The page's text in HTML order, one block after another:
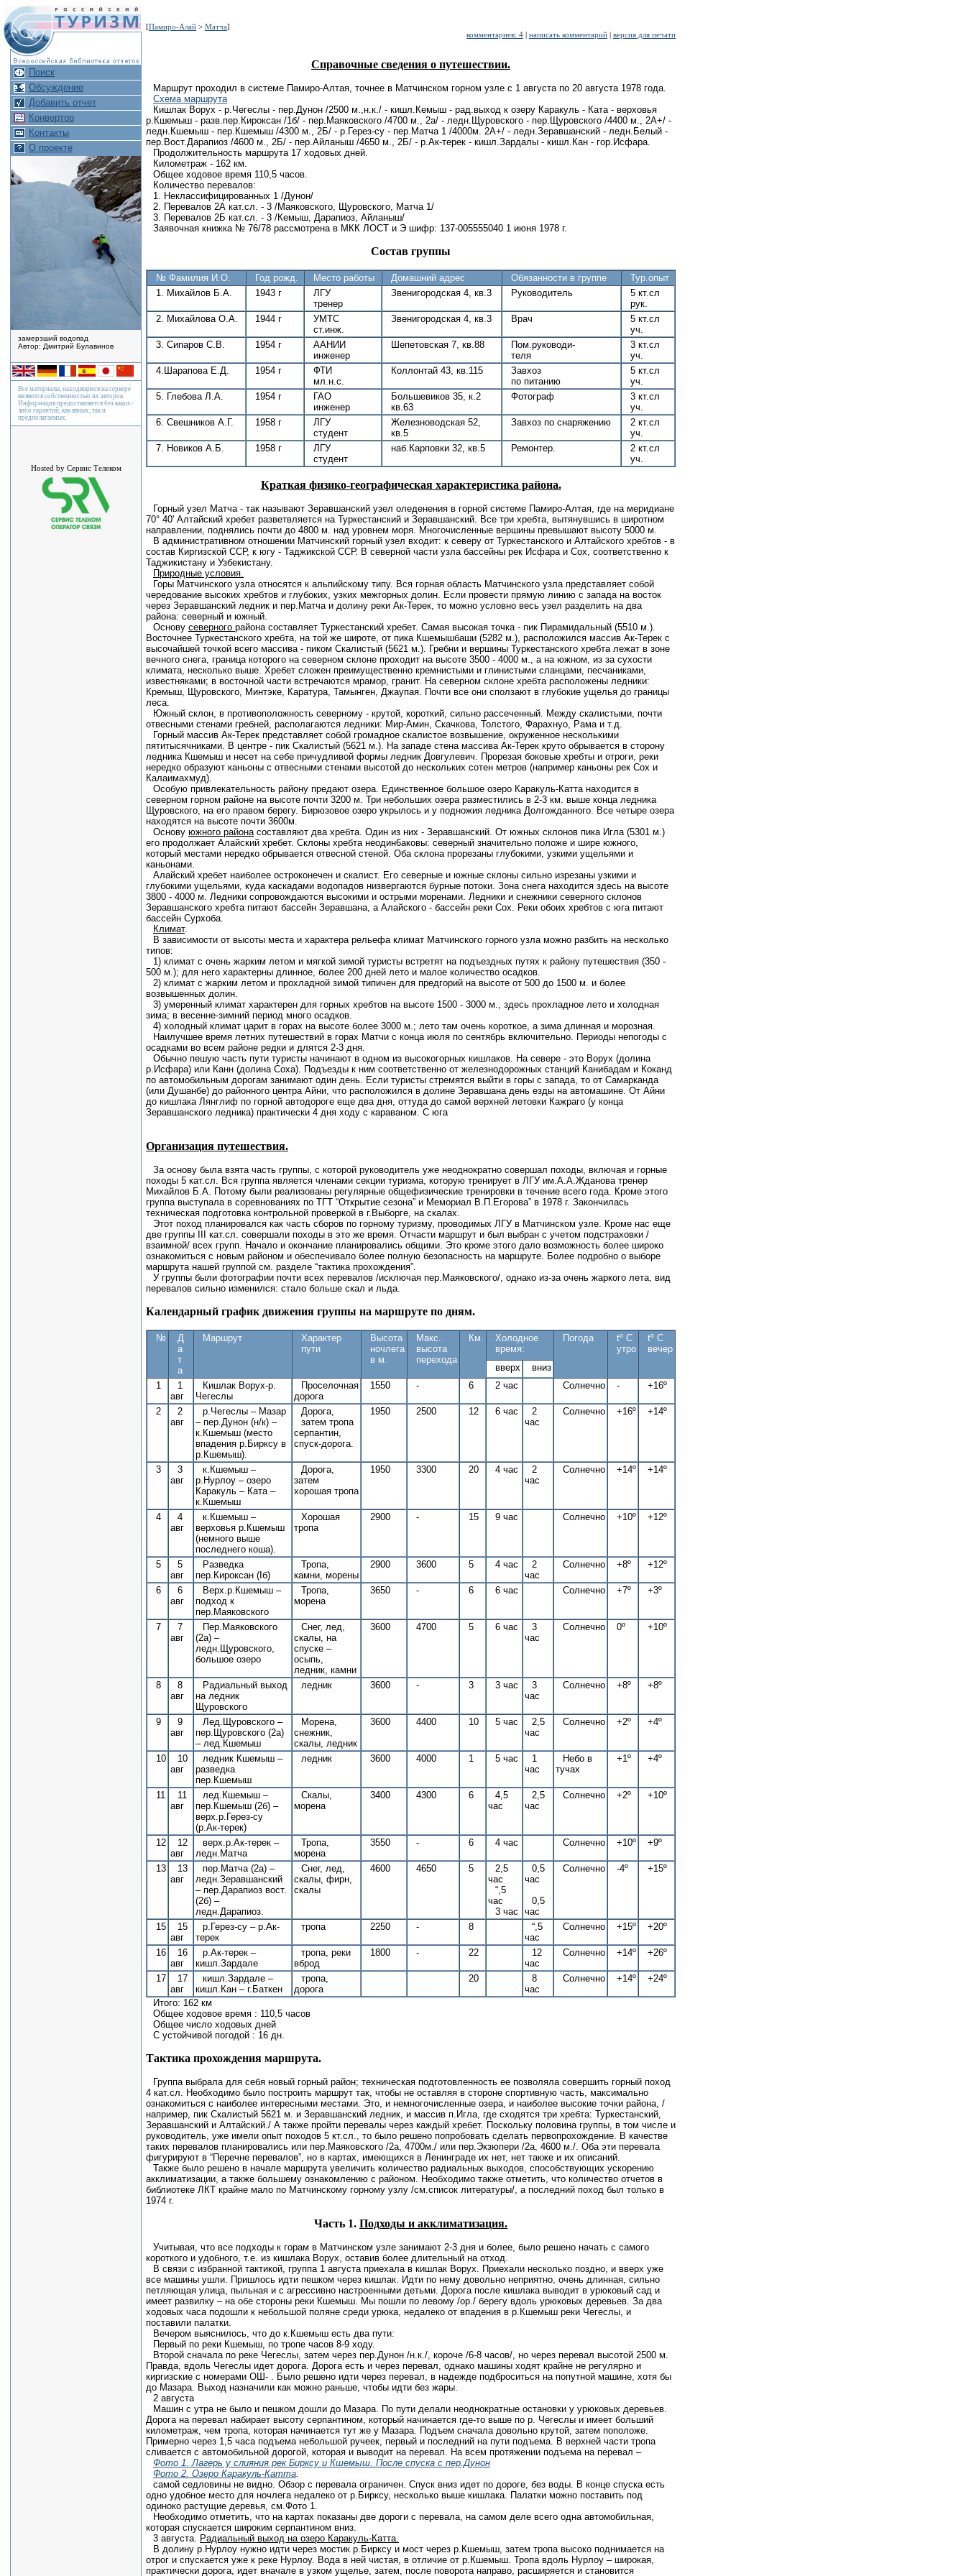
Поиск
Обсуждение
Добавить отчет
Конвертор
Контакты
О проекте
замерзший водопад
Автор: Дмитрий Булавинов
Все материалы, находящиеся на сервере
являются собственностью их авторов.
Информация предоставляется без каких-
либо гарантий, как явных, так и
предполагаемых.
Hosted by Сервис Телеком
[Памиро-Алай > Матча]
комментариев: 4
написать комментарий версия для печати
Справочные сведения о путешествии.
Маршрут проходил в системе Памиро-Алтая, точнее в Матчинском горном узле с 1 августа по 20 августа 1978 года.
Схема маршрута
Кишлак Ворух - р.Чегеслы - пер.Дунон /2500 м.,н.к./ - кишл.Кемыш - рад.выход к озеру Каракуль - Ката - верховья
р.Кшемыш - разв.пер.Кироксан /1б/ - пер.Маяковского /4700 м., 2а/ - ледн.Щуровского - пер.Щуровского /4400 м., 2А+/ -
ледн.Кшемыш - пер.Кшемыш /4300 м., 2Б/ - р.Герез-су - пер.Матча 1 /4000м. 2А+/ - ледн.Зеравшанский - ледн.Белый -
пер.Вост.Дарапиоз /4600 м., 2Б/ - пер.Айланыш /4650 м., 2Б/ - р.Ак-терек - кишл.Зардалы - кишл.Кан - гор.Исфара.
Продолжительность маршрута 17 ходовых дней.
Километраж - 162 км.
Общее ходовое время 110,5 часов.
Количество перевалов:
1. Неклассифицированных 1 /Дунон/
2. Перевалов 2А кат.сл. - 3 /Маяковского, Щуровского, Матча 1/
3. Перевалов 2Б кат.сл. - 3 /Кемыш, Дарапиоз, Айланыш/
Заявочная книжка № 76/78 рассмотрена в МКК ЛОСТ и Э шифр: 137-005555040 1 июня 1978 г.
Состав группы
№ Фамилия И.О. Год рожд. Место работы Домашний адрес Обязанности в группе
Тур.опыт
1. Михайлов Б.А.
1943 г
ЛГУ
тренер
Звенигородская 4, кв.3 Руководитель
5 кт.сл
рук.
2. Михайлова О.А.
1944 г
УМТС
ст.инж.
Звенигородская 4, кв.3 Врач
5 кт.сл
уч.
3. Сипаров С.В.
1954 г
ААНИИ
инженер
Шепетовская 7, кв.88
Пом.руководи-
теля
3 кт.сл
уч.
4.Шарапова Е.Д.
1954 г
ФТИ
мл.н.с.
Коллонтай 43, кв.115
Завхоз
по питанию
5 кт.сл
уч.
5. Глебова Л.А.
1954 г
ГАО
инженер
Большевиков 35, к.2
кв.63
Фотограф
3 кт.сл
уч.
6. Свешников А.Г.
1958 г
ЛГУ
студент
Железноводская 52,
кв.5
Завхоз по снаряжению
2 кт.сл
уч.
7. Новиков А.Б.
1958 г
ЛГУ
студент
наб.Карповки 32, кв.5 Ремонтер.
2 кт.сл
уч.
Краткая физико-географическая характеристика района.
Горный узел Матча - так называют Зеравшанский узел оледенения в горной системе Памиро-Алтая, где на меридиане
70° 40' Алтайский хребет разветвляется на Туркестанский и Зеравшанский. Все три хребта, вытянувшись в широтном
направлении, поднялись почти до 4800 м. над уровнем моря. Многочисленные вершины превышают высоту 5000 м.
В административном отношении Матчинский горный узел входит: к северу от Туркестанского и Алтайского хребтов - в
состав Киргизской ССР, к югу - Таджикской ССР. В северной части узла бассейны рек Исфара и Сох, соответственно к
Таджикистану и Узбекистану.
Природные условия.
Горы Матчинского узла относятся к альпийскому типу. Вся горная область Матчинского узла представляет собой
чередование высоких хребтов и глубоких, узких межгорных долин. Если провести прямую линию с запада на восток
через Зеравшанский ледник и пер.Матча и долину реки Ак-Терек, то можно условно весь узел разделить на два
района: северный и южный.
Основу северного района составляет Туркестанский хребет. Самая высокая точка - пик Пирамидальный (5510 м.).
Восточнее Туркестанского хребта, на той же широте, от пика Кшемышбаши (5282 м.), расположился массив Ак-Терек с
высочайшей точкой всего массива - пиком Скалистый (5621 м.). Гребни и вершины Туркестанского хребта лежат в зоне
вечного снега, граница которого на северном склоне проходит на высоте 3500 - 4000 м., а на южном, из за сухости
климата, несколько выше. Хребет сложен преимущественно кремнистыми и глинистыми сланцами, песчаниками,
известняками; в восточной части встречаются мрамор, гранит. На северном склоне хребта расположены ледники:
Кремыш, Щуровского, Минтэке, Каратура, Тамынген, Джаупая. Почти все они сползают в глубокие ущелья до границы
леса.
Южный склон, в противоположность северному - крутой, короткий, сильно рассеченный. Между скалистыми, почти
отвесными стенами гребней, располагаются ледники: Мир-Амин, Скачкова, Толстого, Фарахнуо, Рама и т.д.
Горный массив Ак-Терек представляет собой громадное скалистое возвышение, окруженное несколькими
пятитысячниками. В центре - пик Скалистый (5621 м.). На западе стена массива Ак-Терек круто обрывается в сторону
ледника Кшемыш и несет на себе причудливой формы ледник Довгулевич. Прорезая боковые хребты и отроги, реки
нередко образуют каньоны с отвесными стенами высотой до нескольких сотен метров (например каньоны рек Сох и
Калаимахмуд).
Особую привлекательность району предают озера. Единственное большое озеро Каракуль-Катта находится в
северном горном районе на высоте почти 3200 м. Три небольших озера разместились в 2-3 км. выше конца ледника
Щуровского, на его правом берегу. Бирюзовое озеро укрылось и у подножия ледника Долгожданного. Все четыре озера
находятся на высоте почти 3600м.
Основу южного районасоставляют два хребта. Один из них - Зеравшанский. От южных склонов пика Игла (5301 м.)
его продолжает Алайский хребет. Склоны хребта неодин6аковы: северный значительно положе и шире южного,
который местами нередко обрывается отвесной стеной. Оба склона прорезаны глубокими, узкими ущельями и
каньонами.
Алайский хребет наиболее остроконечен и скалист. Его северные и южные склоны сильно изрезаны узкими и
глубокими ущельями, куда каскадами водопадов низвергаются бурные потоки. Зона снега находится здесь на высоте
3800 - 4000 м. Ледники сопровождаются высокими и острыми моренами. Ледники и снежники северного склонов
Зеравшанского хребта питают бассейн Зеравшана, а Алайского - бассейн реки Сох. Реки обоих хребтов с юга питают
бассейн Сурхоба.
Климат.
В зависимости от высоты места и характера рельефа климат Матчинского горного узла можно разбить на несколько
типов:
1) климат с очень жарким летом и мягкой зимой туристы встретят на подъездных путях к району путешествия (350 -
500 м.); для него характерны длинное, более 200 дней лето и малое количество осадков.
2) климат с жарким летом и прохладной зимой типичен для предгорий на высоте от 500 до 1500 м. и более
возвышенных долин.
3) умеренный климат характерен для горных хребтов на высоте 1500 - 3000 м., здесь прохладное лето и холодная
зима; в весенне-зимний период много осадков.
4) холодный климат царит в горах на высоте более 3000 м.; лето там очень короткое, а зима длинная и морозная.
Наилучшее время летних путешествий в горах Матчи с конца июля по сентябрь включительно. Периоды непогоды с
осадками во всем районе редки и длятся 2-3 дня.
Обычно пешую часть пути туристы начинают в одном из высокогорных кишлаков. На севере - это Ворух (долина
р.Исфара) или Канн (долина Соха). Подъезды к ним соответственно от железнодорожных станций Канибадам и Коканд
по автомобильным дорогам занимают один день. Если туристы стремятся выйти в горы с запада, то от Самарканда
(или Душанбе) до районного центра Айни, что расположился в долине Зеравшана день езды на автомашине. От Айни
до кишлака Лянглиф по горной автодороге еще два дня, оттуда до самой верхней летовки Кажраго (у конца
Зеравшанского ледника) практически 4 дня ходу с караваном. С юга
Организация путешествия.
За основу была взята часть группы, с которой руководитель уже неоднократно совершал походы, включая и горные
походы 5 кат.сл. Вся группа является членами секции туризма, которую тренирует в ЛГУ им.А.А.Жданова тренер
Михайлов Б.А. Потому были реализованы регулярные общефизические тренировки в течение всего года. Кроме этого
группа выступала в соревнованиях по ТГТ “Открытие сезона” и Мемориал В.П.Егорова” в 1978 г. Закончилась
техническая подготовка контрольной проверкой в г.Выборге, на скалах.
Этот поход планировался как часть сборов по горному туризму, проводимых ЛГУ в Матчинском узле. Кроме нас еще
две группы III кат.сл. совершали походы в это же время. Отчасти маршрут и был выбран с учетом подстраховки /
взаимной/ всех групп. Начало и окончание планировались общими. Это кроме этого дало возможность более широко
ознакомиться с новым районом и обеспечивало более полную безопасность на маршруте. Более подробно о выборе
маршрута нашей группой см. разделе “тактика прохождения”.
У группы были фотографии почти всех перевалов /исключая пер.Маяковского/, однако из-за очень жаркого лета, вид
перевалов сильно изменился: стало больше скал и льда.
Календарный график движения группы на маршруте по дням.
№
Д
а
т
а
Маршрут
Характер
пути
Высота
ночлега
в м.
Макс.
высота
перехода
Км.
Холодное
время:
Погода
tº C
утро
tº C
вечер
вверх
вниз
1
1
авг
Кишлак Ворух-р.
Чегеслы
Проселочная
дорога
1550 - 6 2 час Солнечно - +16º
2
2
авг
р.Чегеслы – Мазар
– пер.Дунон (н/к) –
к.Кшемыш (место
впадения р.Бирксу в
р.Кшемыш).
Дорога,
затем тропа
серпантин,
спуск-дорога.
1950 2500 12 6 час
2
час
Солнечно +16º +14º
3
3
авг
к.Кшемыш –
р.Нурлоу – озеро
Каракуль – Ката –
к.Кшемыш
Дорога,
затем
хорошая тропа
1950 3300 20 4 час
2
час
Солнечно +14º +14º
4
4
авг
к.Кшемыш –
верховья р.Кшемыш
(немного выше
последнего коша).
Хорошая
тропа
2900 - 15 9 час Солнечно +10º +12º
5
5
авг
Разведка
пер.Кироксан (Iб)
Тропа,
камни, морены
2900 3600 5 4 час
2
час
Солнечно +8º +12º
6
6
авг
Верх.р.Кшемыш –
подход к
пер.Маяковского
Тропа,
морена
3650 - 6 6 час Солнечно +7º +3º
7
7
авг
Пер.Маяковского
(2а) –
ледн.Щуровского,
большое озеро
Снег, лед,
скалы, на
спуске –
осыпь,
ледник, камни
3600 4700 5 6 час
3
час
Солнечно 0º +10º
8
8
авг
Радиальный выход
на ледник
Щуровского
ледник 3600 - 3 3 час
3
час
Солнечно +8º +8º
9
9
авг
Лед.Щуровского –
пер.Щуровского (2а)
– лед.Кшемыш
Морена,
снежник,
скалы, ледник
3600 4400 10 5 час
2,5
час
Солнечно +2º +4º
10
10
авг
ледник Кшемыш –
разведка
пер.Кшемыш
ледник 3600 4000 1 5 час
1
час
Небо в
тучах
+1º +4º
11
11
авг
лед.Кшемыш –
пер.Кшемыш (2б) –
верх.р.Герез-су
(р.Ак-терек)
Скалы,
морена
3400 4300 6
4,5
час
2,5
час
Солнечно +2º +10º
12
12
авг
верх.р.Ак-терек –
ледн.Матча
Тропа,
морена
3550 - 6 4 час Солнечно +10º +9º
13
13
авг
пер.Матча (2а) –
ледн.Зеравшанский
– пер.Дарапиоз вост.
(2б) –
ледн.Дарапиоз.
Снег, лед,
скалы, фирн,
скалы
4600 4650 5
2,5
час
“,5
час
3 час
0,5
час
0,5
час
Солнечно -4º +15º
15
15
авг
р.Герез-су – р.Ак-
терек
тропа 2250 - 8
“,5
час
Солнечно +15º +20º
16
16
авг
р.Ак-терек –
кишл.Зардале
тропа, реки
вброд
1800 - 22
12
час
Солнечно +14º +26º
17
17
авг
кишл.Зардале –
кишл.Кан – г.Баткен
тропа,
дорога
20
8
час
Солнечно +14º +24º
Итого: 162 км
Общее ходовое время : 110,5 часов
Общее число ходовых дней
С устойчивой погодой : 16 дн.
Тактика прохождения маршрута.
Группа выбрала для себя новый горный район; техническая подготовленность ее позволяла совершить горный поход
4 кат.сл. Необходимо было построить маршрут так, чтобы не оставляя в стороне спортивную часть, максимально
ознакомиться с наиболее интересными местами. Это, и немногочисленные озера, и наиболее высокие точки района, /
например, пик Скалистый 5621 м. и Зеравшанский ледник, и массив п.Игла, где сходятся три хребта: Туркестанский,
Зеравшанский и Алтайский./ А также пройти перевалы через каждый хребет. Поскольку половина группы, в том числе и
руководитель, уже имели опыт походов 5 кт.сл., то было решено попробовать сделать первопрохождение. В качестве
таких перевалов планировались или пер.Маяковского /2а, 4700м./ или пер.Экзюпери /2а, 4600 м./. Оба эти перевала
фигурируют в “Перечне перевалов”, но в картах, имеющихся в Ленинграде их нет, нет также и их описаний.
Также было решено в начале маршрута увеличить количество радиальных выходов, способствующих ускорению
акклиматизации, а также большему ознакомлению с районом. Необходимо также отметить, что количество отчетов в
библиотеке ЛКТ крайне мало по Матчинскому горному узлу /см.список литературы/, а последний поход был только в
1974 г.
Часть 1. Подходы и акклиматизация.
Учитывая, что все подходы к горам в Матчинском узле занимают 2-3 дня и более, было решено начать с самого
короткого и удобного, т.е. из кишлака Ворух, оставив более длительный на отход.
В связи с избранной тактикой, группа 1 августа приехала в кишлак Ворух. Приехали несколько поздно, и вверх уже
все машины ушли. Пришлось идти пешком через кишлак. Идти по нему довольно неприятно, очень длинная, сильно
петляющая улица, пыльная и с агрессивно настроенными детьми. Дорога после кишлака выводит в урюковый сад и
имеет развилку – на обе стороны реки Кшемыш. Мы пошли по левому /ор./ берегу вдоль урюковых деревьев. За два
ходовых часа подошли к небольшой поляне среди урюка, недалеко от впадения в р.Кшемыш реки Чегеслы, и
поставили палатки.
Вечером выяснилось, что до к.Кшемыш есть два пути:
Первый по реки Кшемыш, по тропе часов 8-9 ходу.
Второй сначала по реке Чегеслы, затем через пер.Дунон /н.к./, короче /6-8 часов/, но через перевал высотой 2500 м.
Правда, вдоль Чегеслы идет дорога. Дорога есть и через перевал, однако машины ходят крайне не регулярно и
киргизские с номерами ОШ- . Было решено идти через перевал, в надежде подброситься на попутной машине, хотя бы
до Мазара. Выход назначили как можно раньше, чтобы идти без жары.
2 августа
Машин с утра не было и пешком дошли до Мазара. По пути делали неоднократные остановки у урюковых деревьев.
Дорога на перевал набирает высоту серпантином, который начинается где-то выше по р. Чегеслы и имеет больший
километраж, чем тропа, которая начинается тут же у Мазара. Подъем сначала довольно крутой, затем поположе.
Примерно через 1,5 часа подъема небольшой ручеек, первый и последний на пути подъема. В верхней части тропа
сливается с автомобильной дорогой, которая и выводит на перевал. На всем протяжении подъема на перевал –
Фото 1. Лагерь у слияния рек Бирксу и Кшемыш. После спуска с пер.Дунон
Фото 2. Озеро Каракуль-Катта.
самой седловины не видно. Обзор с перевала ограничен. Спуск вниз идет по дороге, без воды. В конце спуска есть
одно удобное место для ночлега недалеко от р.Бирксу, несколько выше кишлака. Палатки можно поставить под
одиноко растущие деревья, см.Фото 1.
Необходимо отметить, что на картах показаны две дороги с перевала, на самом деле всего одна автомобильная,
которая спускается широким серпантином вниз.
3 августа. Радиальный выход на озеро Каракуль-Катта.
В долину р.Нурлоу нужно идти через мостик р.Бирксу и мост через р.Кшемыш, затем тропа высоко поднимается на
отрог и спускается уже к реке Нурлоу. Вода в ней чистая, в отличие от р.Кшемыш. Тропа вдоль Нурлоу – широкая,
практически дорога, идет вначале в узком ущелье, затем, после поворота направо, расширяется и становится